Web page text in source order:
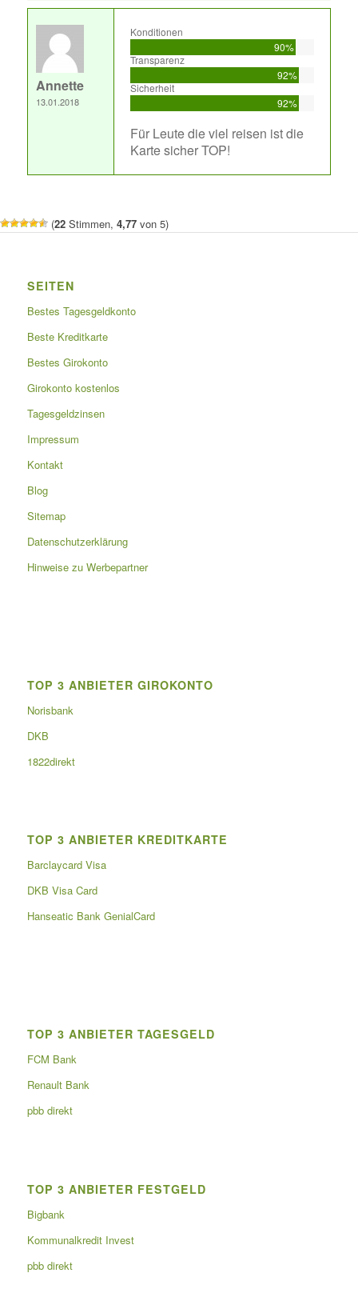
Annette
13.01.2018
Konditionen
90%
Transparenz
92%
Sicherheit
92%
Für Leute die viel reisen ist die
Karte sicher TOP!
(22 Stimmen, 4,77 von 5)
SEITEN
Bestes Tagesgeldkonto
Beste Kreditkarte
Bestes Girokonto
Girokonto kostenlos
Tagesgeldzinsen
Impressum
Kontakt
Blog
Sitemap
Datenschutzerklärung
Hinweise zu Werbepartner
TOP 3 ANBIETER GIROKONTO
Norisbank
DKB
1822direkt
TOP 3 ANBIETER KREDITKARTE
Barclaycard Visa
DKB Visa Card
Hanseatic Bank GenialCard
TOP 3 ANBIETER TAGESGELD
FCM Bank
Renault Bank
pbb direkt
TOP 3 ANBIETER FESTGELD
Bigbank
Kommunalkredit Invest
pbb direkt